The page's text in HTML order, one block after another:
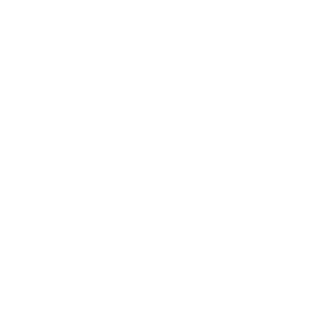
filer som körbara skript ska
session löper ut i en
för välkomstmeddelanden
är en